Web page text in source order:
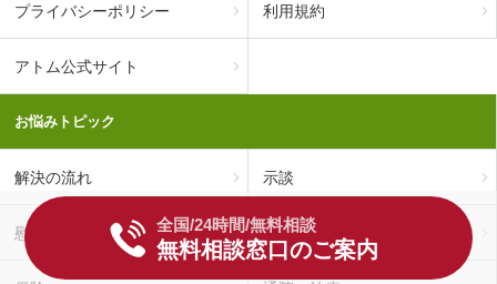
全国/24時間/無料相談
無料相談窓口のご案内
プライバシーポリシー 利用規約
アトム公式サイト
お悩みトピック
解決の流れ 示談
慰謝料 後遺障害